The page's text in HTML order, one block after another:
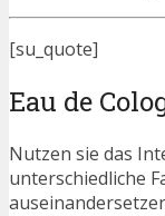
[su_quote]
Eau de
Nutzen sie das
unterschiedliche